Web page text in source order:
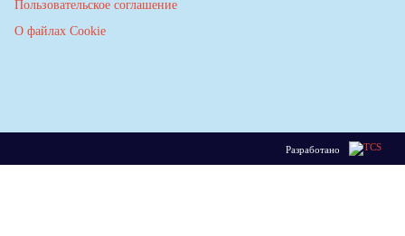
Пользовательское соглашение
О файлах Cookie
Разработано